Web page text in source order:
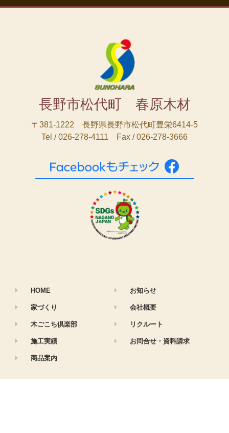
長野市松代町 春原木材
〒381-1222 長野県長野市松代町豊栄6414-5
Tel / 026-278-4111 Fax / 026-278-3666
HOME
家づくり
木ごこち倶楽部
施工実績
商品案内
お知らせ
会社概要
リクルート
お問合せ・資料請求